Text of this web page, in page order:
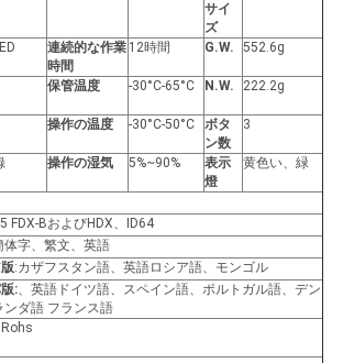
サイ
ズ
連続的な作業
時間
12時間 G.W. 552.6g
保管温度 -30°C-65°C N.W. 222.2g
操作の温度 -30°C-50°C
ボタ
ン数
3
操作の湿気 5%~90%
表示
燈
黄色い、緑
FDX-BおよびHDX、ID64
体字、繁文、英語
:カザフスタン語、英語ロシア語、モンゴル
:、英語ドイツ語、スペイン語、ポルトガル語、デン
ンダ語 フランス語